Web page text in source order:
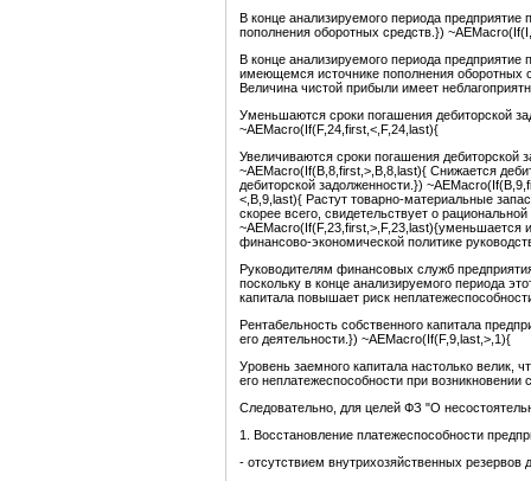
В конце анализируемого периода предприятие
пополнения оборотных средств.})
В конце анализируемого периода
имеющемся источнике пополнения оборотных
Величина чистой прибыли имеет
Уменьшаются сроки погашения дебиторской
~AEMacro(If(F,24,first,<,F,24,last){
Увеличиваются сроки погашения дебиторской
~AEMacro(If(B,8,first,>,B,8,last){ Снижается
дебиторской задолженности.})
<,B,9,last){ Растут товарно-материальные
скорее всего, свидетельствует о
~AEMacro(If(F,23,first,>,F,23,last){уменьшается
финансово-экономической политике
Руководителям финансовых служб
поскольку в конце анализируемого периода
капитала повышает риск
Рентабельность собственного капитала
его деятельности.}) ~AEMacro(If(F,9,last,>,1){
Уровень заемного капитала настолько велик,
его неплатежеспособности при возникновении
Следовательно, для целей ФЗ "О
1. Восстановление платежеспособности
- отсутствием внутрихозяйственных резервов